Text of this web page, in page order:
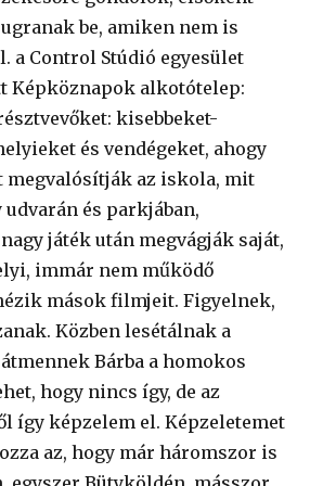
be, amiken nem is
a Control Stúdió egyesület
Képköznapok alkotótelep:
kisebbeket-
és vendégeket, ahogy
az iskola, mit
és parkjában,
játék után megvágják saját,
immár nem működő
mások filmjeit. Figyelnek,
Közben lesétálnak a
Bárba a homokos
hogy nincs így, de az
így képzelem el. Képzeletemet
az, hogy már háromszor is